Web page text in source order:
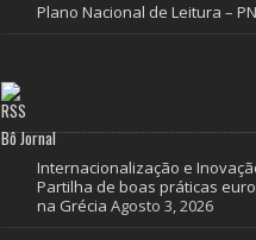
Plano Nacional de Leitura –
Bô Jornal
Internacionalização e
Partilha de boas práticas
na Grécia Agosto 3, 2026